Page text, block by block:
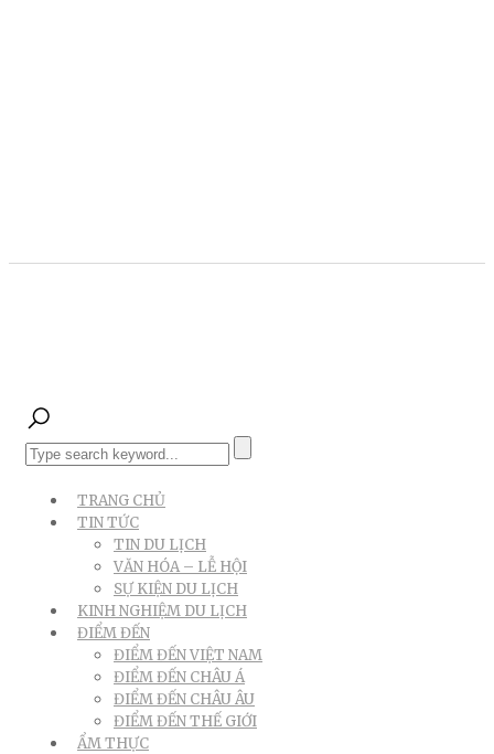
TRANG CHỦ
TIN TỨC
TIN DU LỊCH
VĂN HÓA – LỄ HỘI
SỰ KIỆN DU LỊCH
KINH NGHIỆM DU LỊCH
ĐIỂM ĐẾN
ĐIỂM ĐẾN VIỆT NAM
ĐIỂM ĐẾN CHÂU Á
ĐIỂM ĐẾN CHÂU ÂU
ĐIỂM ĐẾN THẾ GIỚI
ẨM THỰC